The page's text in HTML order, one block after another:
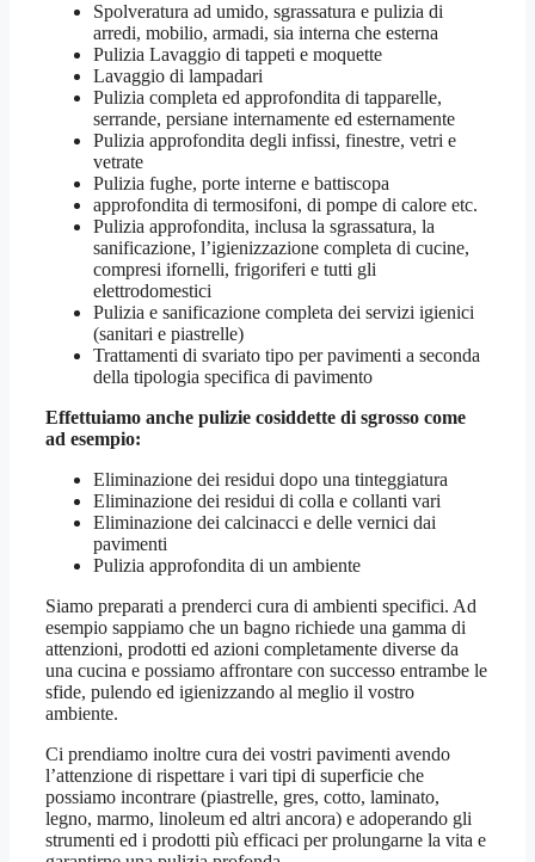
Spolveratura ad umido, sgrassatura e pulizia di
arredi, mobilio, armadi, sia interna che esterna
Pulizia Lavaggio di tappeti e moquette
Lavaggio di lampadari
Pulizia completa ed approfondita di tapparelle,
serrande, persiane internamente ed esternamente
Pulizia approfondita degli infissi, finestre, vetri e
vetrate
Pulizia fughe, porte interne e battiscopa
approfondita di termosifoni, di pompe di calore etc.
Pulizia approfondita, inclusa la sgrassatura, la
sanificazione, l’igienizzazione completa di cucine,
compresi ifornelli, frigoriferi e tutti gli
elettrodomestici
Pulizia e sanificazione completa dei servizi igienici
(sanitari e piastrelle)
Trattamenti di svariato tipo per pavimenti a seconda
della tipologia specifica di pavimento
Effettuiamo anche pulizie cosiddette di sgrosso come
ad esempio:
Eliminazione dei residui dopo una tinteggiatura
Eliminazione dei residui di colla e collanti vari
Eliminazione dei calcinacci e delle vernici dai
pavimenti
Pulizia approfondita di un ambiente
Siamo preparati a prenderci cura di ambienti specifici. Ad
esempio sappiamo che un bagno richiede una gamma di
attenzioni, prodotti ed azioni completamente diverse da
una cucina e possiamo affrontare con successo entrambe le
sfide, pulendo ed igienizzando al meglio il vostro
ambiente.
Ci prendiamo inoltre cura dei vostri pavimenti avendo
l’attenzione di rispettare i vari tipi di superficie che
possiamo incontrare (piastrelle, gres, cotto, laminato,
legno, marmo, linoleum ed altri ancora) e adoperando gli
strumenti ed i prodotti più efficaci per prolungarne la vita e